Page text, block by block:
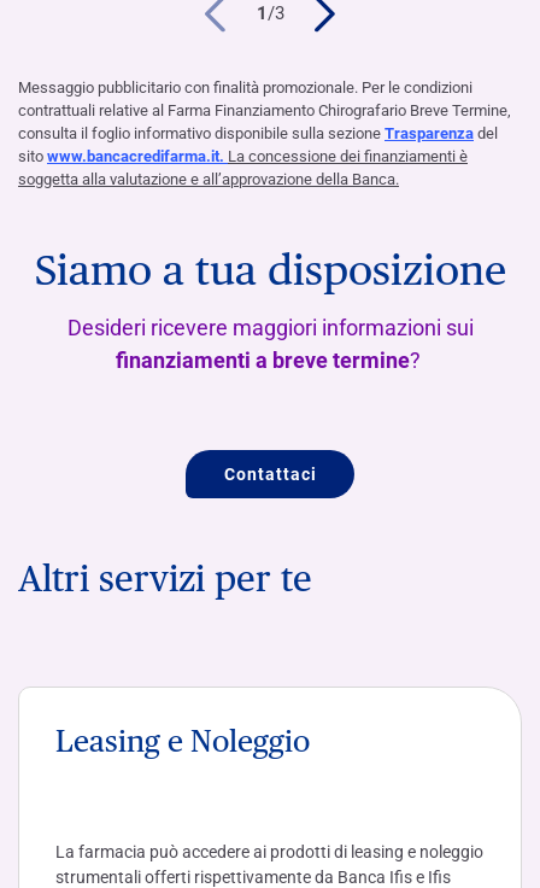
1/3
Messaggio pubblicitario con finalità promozionale. Per le condizioni
contrattuali relative al Farma Finanziamento Chirografario Breve Termine,
consulta il foglio informativo disponibile sulla sezione Trasparenza del
sito www.bancacredifarma.it. La concessione dei finanziamenti è
soggetta alla valutazione e all’approvazione della Banca.
Siamo a tua disposizione
Desideri ricevere maggiori informazioni sui
finanziamenti a breve termine?
Contattaci
Altri servizi per te
Leasing e Noleggio
La farmacia può accedere ai prodotti di leasing e noleggio
strumentaliofferti rispettivamente da Banca Ifis e Ifis